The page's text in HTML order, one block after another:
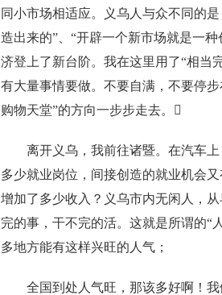
同小市场相适应。义乌人与众不同的
造出来的”、“开辟一个新市场就是一
济登上了新台阶。我在这里用了“相当
有大量事情要做。不要自满，不要停
购物天堂”的方向一步步走去。
离开义乌，我前往诸暨。在汽车上
多少就业岗位，间接创造的就业机会
增加了多少收入？义乌市内无闲人，
完的事，干不完的活。这就是所谓的“
多地方能有这样兴旺的人气；
全国到处人气旺，那该多好啊！我